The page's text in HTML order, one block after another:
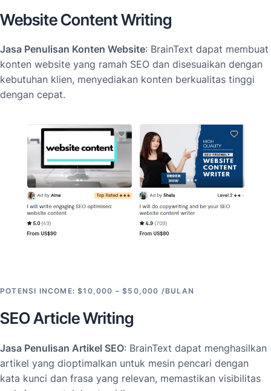
Website Content Writing
Jasa Penulisan Konten Website: BrainText dapat membuat
konten website yang ramah SEO dan disesuaikan dengan
kebutuhan klien, menyediakan konten berkualitas tinggi
dengan cepat.
POTENSI INCOME: $10,000 – $50,000 /BULAN
SEO Article Writing
Jasa Penulisan Artikel SEO: BrainText dapat menghasilkan
artikel yang dioptimalkan untuk mesin pencari dengan
kata kunci dan frasa yang relevan, memastikan visibilitas